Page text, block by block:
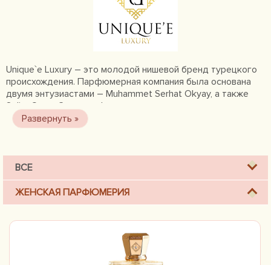
Unique`e Luxury – это молодой нишевой бренд турецкого
происхождения. Парфюмерная компания была основана
двумя энтузиастами – Muhammet Serhat Okyay, а также
Selim Ozen. Свое ольфакторное детище компаньоны
претенциозно назвали Unique`e Luxury. Парфюмерия
данного нишевого бренда действительно уникальна и
сделаны из тщательно отобранных натуральных
растительных и цветочных экстрактов и помещены в
стильные флаконы.
ВСЕ
ЖЕНСКАЯ ПАРФЮМЕРИЯ